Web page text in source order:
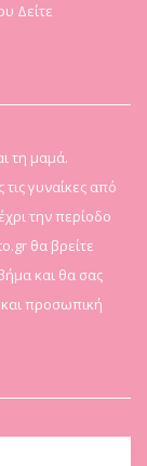
Δείτε
τη μαμά.
γυναίκες από
την περίοδο
θα βρείτε
και θα σας
προσωπική